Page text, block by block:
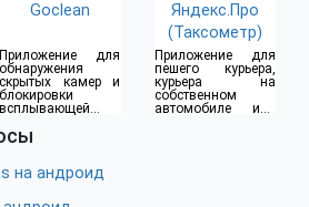
Goclean
Приложение для
обнаружения
скрытых камер и
блокировки
всплывающей
Яндекс.Про
(Таксометр)
Приложение для
пешего курьера,
курьера на
собственном
автомобиле или
на андроид